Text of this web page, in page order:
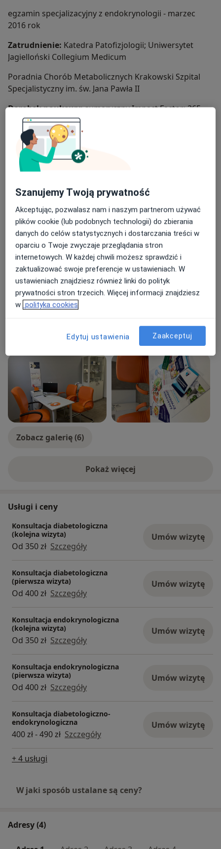
egzamin specjalizacyjny z endokrynologii - marzec
2016 rok
Zatrudnienie: Katedra Patofizjologii; Uniwersytet
Jagielloński Collegium Medicum
Poradnia Chorób Metabolicznych Krakowski Szpital
Specjalistyczny im. św. Jana Pawła II
Dorobek naukowy:sumaryczny Impact Factor: 265
wartość indeksu H: 26; autorka i współautorka ponad
150 artykułów naukowych z dziedziny genetyki,
diabetologii, wrodzonych wad metabolizmu.
więcejO mnie
Zakres porad
Choroby wewnętrzne
Endokrynologia
Diabetologia
Główne obszary pomocy
Otyłość
Choroby metaboliczne
Choroba Hashimoto
Choroby tarczycy
Cukrzyca typu 2
a11y_sr_more_diseases
Rodzaje konsultacji
Zobacz lokalizacje (4)
Zobacz galerię (6)
Pokaż więcejo doświadczeniu
Usługi i ceny
Konsultacja diabetologiczna
(kolejna wizyta)
Od 350 zł Szczegóły
Umów wizytę
Konsultacja diabetologiczna
(pierwsza wizyta)
Od 400 zł Szczegóły
Umów wizytę
Konsultacja endokrynologiczna
(kolejna wizyta)
Od 350 zł Szczegóły
Umów wizytę
Konsultacja endokrynologiczna
(pierwsza wizyta)
Od 400 zł Szczegóły
Umów wizytę
Konsultacja diabetologiczno-
endokrynologiczna
400 zł - 490 zł Szczegóły
Umów wizytę
+ 4 usługi
W jaki sposób ustalane są ceny?
Adresy (4)
Szanujemy Twoją prywatność
Akceptując, pozwalasz nam i naszym partnerom używać
plików cookie (lub podobnych technologii) do zbierania
danych do celów statystycznych i dostarczania treści w
oparciu o Twoje zwyczaje przeglądania stron
internetowych. W każdej chwili możesz sprawdzić i
zaktualizować swoje preferencje w ustawieniach. W
ustawieniach znajdziesz również linki do polityk
prywatności stron trzecich. Więcej informacji znajdziesz
w polityka cookies
Edytuj ustawienia Zaakceptuj